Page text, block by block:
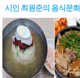
시인 최원준의 음식문